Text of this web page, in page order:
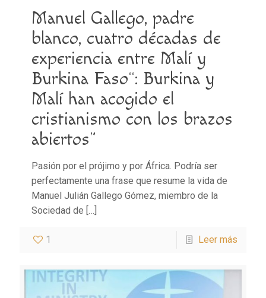
Manuel Gallego, padre
blanco, cuatro décadas de
experiencia entre Malí y
Burkina Faso“: Burkina y
Malí han acogido el
cristianismo con los brazos
abiertos”
Pasión por el prójimo y por África. Podría ser
perfectamente una frase que resume la vida de
Manuel Julián Gallego Gómez, miembro de la
Sociedad de […]
1 Leer más